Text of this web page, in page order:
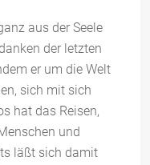
aus der Seele
der letzten
er um die Welt
sich mit sich
hat das Reisen,
und
läßt sich damit